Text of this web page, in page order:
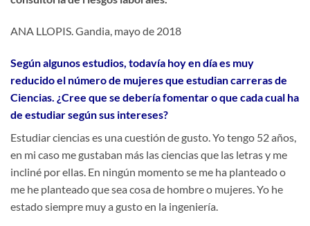
ANA LLOPIS. Gandia, mayo de 2018
Según algunos estudios, todavía hoy en día es muy
reducido el número de mujeres que estudian carreras de
Ciencias. ¿Cree que se debería fomentar o que cada cual ha
de estudiar según sus intereses?
Estudiar ciencias es una cuestión de gusto. Yo tengo 52 años,
en mi caso me gustaban más las ciencias que las letras y me
incliné por ellas. En ningún momento se me ha planteado o
me he planteado que sea cosa de hombre o mujeres. Yo he
estado siempre muy a gusto en la ingeniería.